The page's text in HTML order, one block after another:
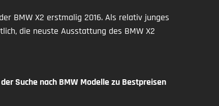
BMW X2 erstmalig 2016. Als relativ junges
die neuste Ausstattung des BMW X2
Suche nach BMW Modelle zu Bestpreisen